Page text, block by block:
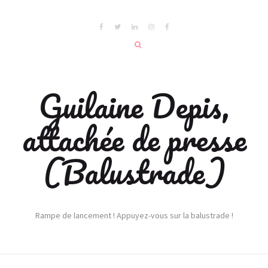
Guilaine Depis,
attachée de presse
(Balustrade)
Rampe de lancement ! Appuyez-vous sur la balustrade !